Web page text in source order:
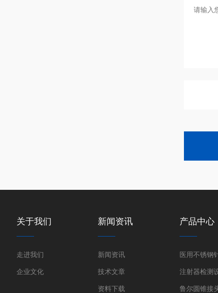
关于我们
走进我们
企业文化
新闻资讯
新闻资讯
技术文章
资料下载
产品中心
注射器检测